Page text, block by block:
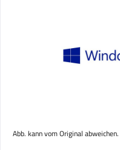
Abb. kann vom Original abweichen.